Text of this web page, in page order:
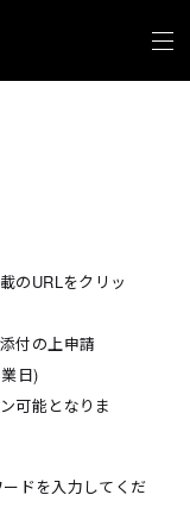
のURLをクリッ
付の上申請
日)
可能となりま
ドを入力してくだ